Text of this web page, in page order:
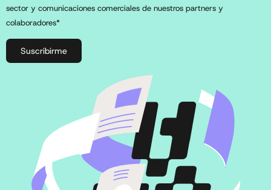
sector y comunicaciones comerciales de nuestros partners y
colaboradores*
Suscribirme